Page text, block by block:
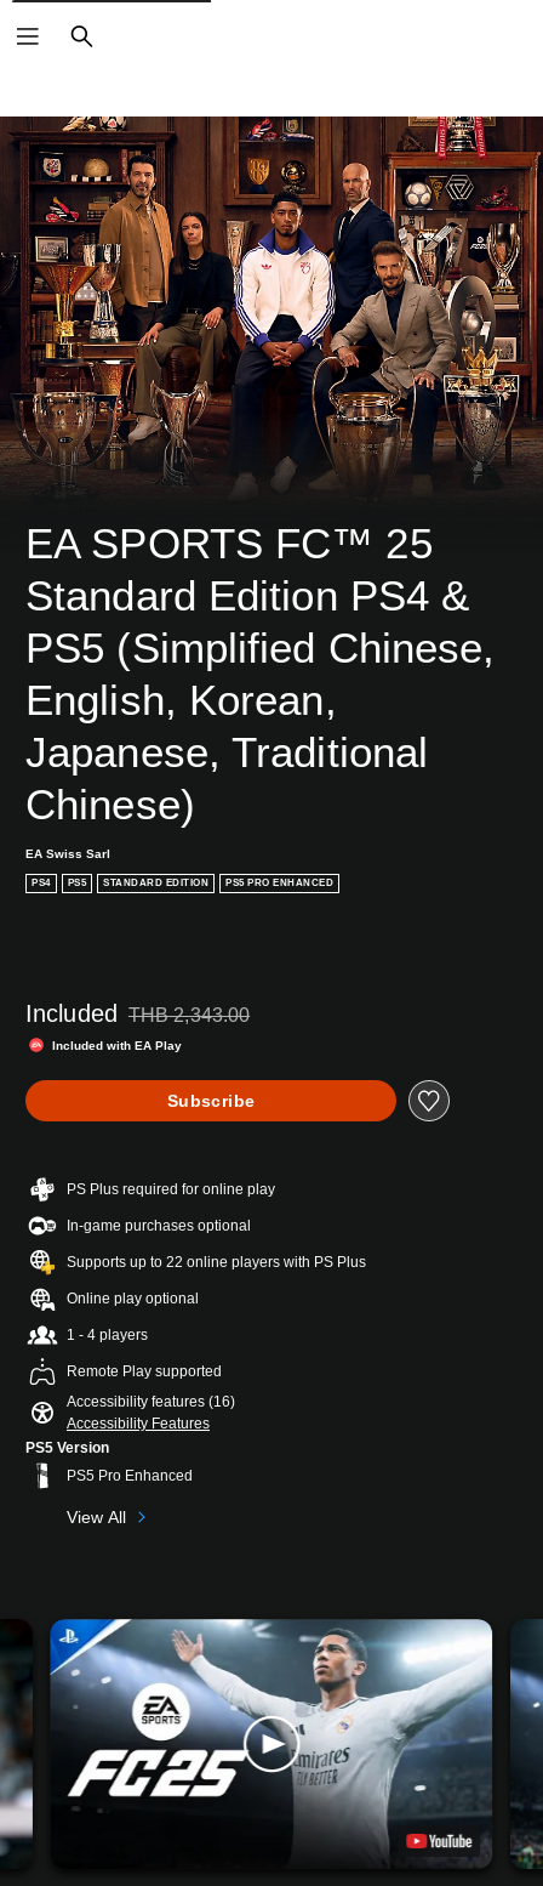
EA SPORTS FC™ 25
Standard Edition PS4 &
PS5 (Simplified Chinese,
English, Korean,
Japanese, Traditional
Chinese)
EA Swiss Sarl
PS4 PS5 STANDARD EDITION PS5 PRO ENHANCED
Included Discounted from original price of THB 2,343.00
THB 2,343.00
Included with EA Play
Subscribe
PS Plus required for online play
In-game purchases optional
Supports up to 22 online players with PS Plus
Online play optional
1 - 4 players
Remote Play supported
Accessibility features (16)
Accessibility Features
PS5 Version
PS5 Pro Enhanced
View All